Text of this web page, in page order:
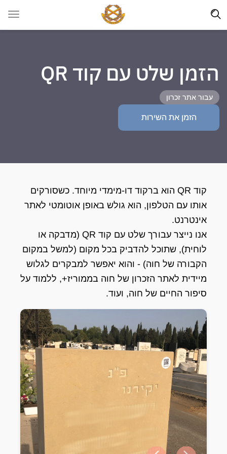
הזמן שלט עם קוד QR
עבור אתר זכרון
הזמן את השירות
קוד QR הוא ברקוד דו-מימדי מיוחד. כשסורקים
אותו עם הטלפון, הוא גולש באופן אוטומטי לאתר
אינטרנט.
אנו נייצר עבורך שלט עם קוד QR (מדבקה או
לוחית), שתוכל להדביק בכל מקום (למשל במקום
הקבורה של חוה) - והוא יאפשר למבקרים לגלוש
מיידית לאתר הזכרון של חוה בממוריז+, ללמוד על
סיפור החיים של חוה, ועוד.